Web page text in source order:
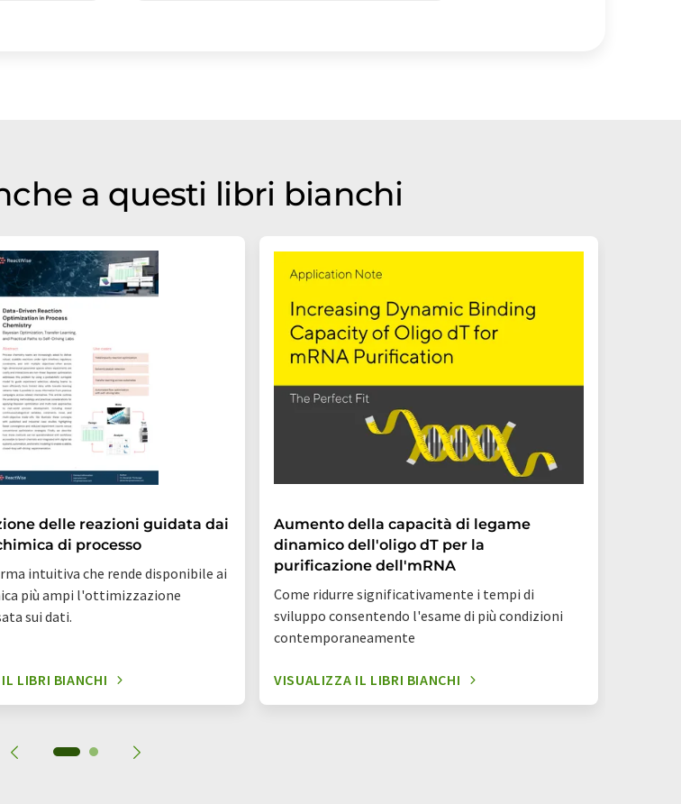
a questi libri bianchi
delle reazioni guidata dai
di processo
intuitiva che rende disponibile ai
più ampi l'ottimizzazione
sui dati.
LIBRI BIANCHI
Aumento della capacità di legame
dinamico dell'oligo dT per la
purificazione dell'mRNA
Come ridurre significativamente i tempi di
sviluppo consentendo l'esame di più condizioni
contemporaneamente
VISUALIZZA IL LIBRI BIANCHI